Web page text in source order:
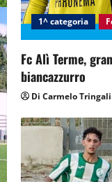
o
n
1^ categoria
Fc Alì Terme,
biancazzurro
Di Carmelo Tringali